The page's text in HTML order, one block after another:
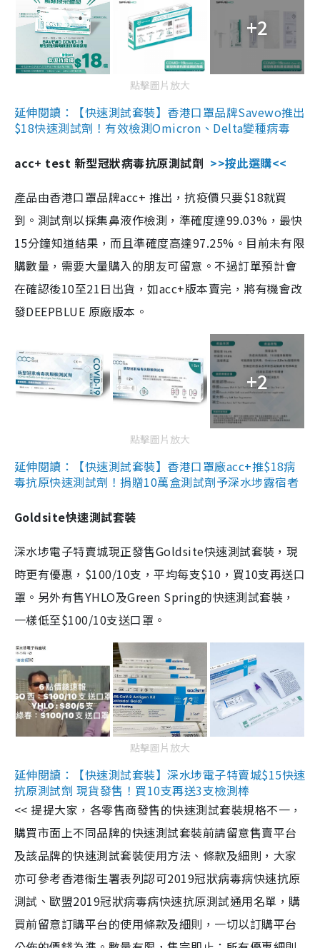
+2
點擊圖片放大
延伸閱讀：【快速測試套裝】香港口罩品牌Savewo推出
$18快速測試劑！有效檢測Omicron、Delta變種病毒
acc+ test 新型冠狀病毒抗原測試劑 >>按此選購<<
產品由香港口罩品牌acc+ 推出，抗疫價只要$18就買
到。測試劑以採集鼻液作檢測，準確度達99.03%，最快
15分鐘知道結果，而且準確度高達97.25%。目前未有限
購數量，需要大量購入的朋友可留意。不過訂單預計會
在確認後10至21日出貨，如acc+版本賣完，將有機會改
發DEEPBLUE 原廠版本。
+2
點擊圖片放大
延伸閱讀：【快速測試套裝】香港口罩廠acc+推$18病
毒抗原快速測試劑！捐贈10萬盒測試劑予深水埗露宿者
Goldsite快速測試套裝
深水埗電子特賣城現正發售Goldsite快速測試套裝，現
時更有優惠，$100/10支，平均每支$10，買10支再送口
罩。另外有售YHLO及Green Spring的快速測試套裝，
一樣低至$100/10支送口罩。
點擊圖片放大
延伸閱讀：【快速測試套裝】深水埗電子特賣城$15快速
抗原測試劑 現貨發售！買10支再送3支檢測棒
<< 提提大家，各零售商發售的快速測試套裝規格不一，
購買市面上不同品牌的快速測試套裝前請留意售賣平台
及該品牌的快速測試套裝使用方法、條款及細則，大家
亦可參考香港衞生署表列認可2019冠狀病毒病快速抗原
測試、歐盟2019冠狀病毒病快速抗原測試通用名單，購
買前留意訂購平台的使用條款及細則，一切以訂購平台